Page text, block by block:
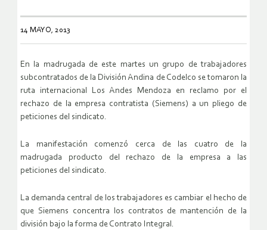
14 MAYO, 2013
En la madrugada de este martes un grupo de trabajadores
subcontratados de la División Andina de Codelco se tomaron la
ruta internacional Los Andes Mendoza en reclamo por el
rechazo de la empresa contratista (Siemens) a un pliego de
peticiones del sindicato.
La manifestación comenzó cerca de las cuatro de la
madrugada producto del rechazo de la empresa a las
peticiones del sindicato.
La demanda central de los trabajadores es cambiar el hecho de
que Siemens concentra los contratos de mantención de la
división bajo la forma de Contrato Integral.